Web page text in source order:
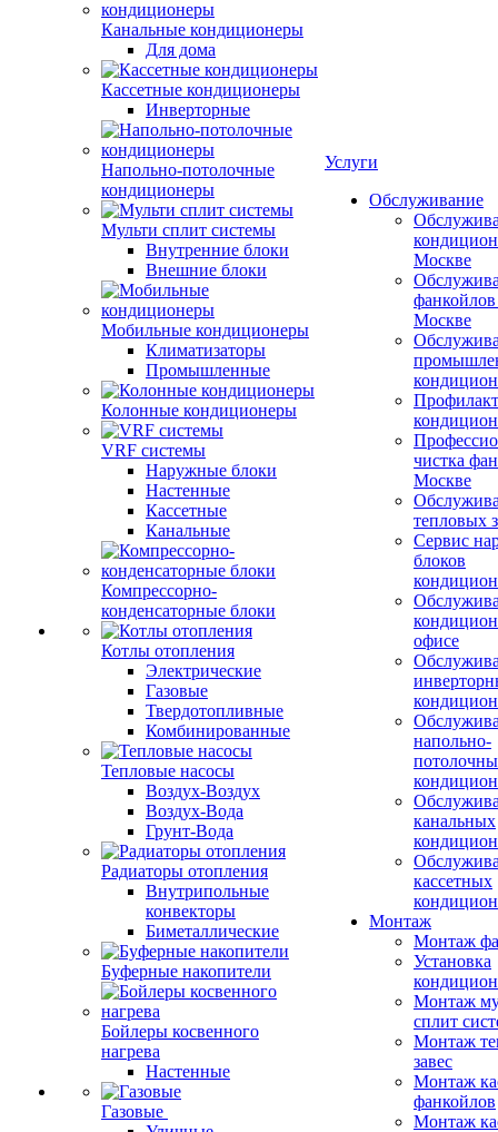
Канальные кондиционеры
Для дома
Кассетные кондиционеры
Инверторные
Напольно-потолочные
кондиционеры
Мульти сплит системы
Внутренние блоки
Внешние блоки
Мобильные кондиционеры
Климатизаторы
Промышленные
Колонные кондиционеры
VRF системы
Наружные блоки
Настенные
Кассетные
Канальные
Компрессорно-
конденсаторные блоки
Котлы отопления
Электрические
Газовые
Твердотопливные
Комбинированные
Тепловые насосы
Воздух-Воздух
Воздух-Вода
Грунт-Вода
Радиаторы отопления
Внутрипольные
конвекторы
Биметаллические
Буферные накопители
Бойлеры косвенного
нагрева
Настенные
Газовые
Услуги
Обслуживание
Москве
Москве
чистка
Москве
тепловых
Сервис
блоков
офисе
напольно-
канальных
кассетных
Монтаж
Монтаж
Установка
Монтаж
сплит
Монтаж
завес
Монтаж
фанкойлов
Монтаж